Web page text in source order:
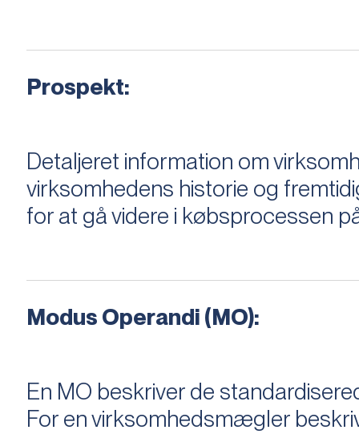
Prospekt:
Detaljeret information om
virksomhedens historie og
for at gå videre i købsprocessen
Modus Operandi (MO):
En MO beskriver de
For en virksomhedsmægler